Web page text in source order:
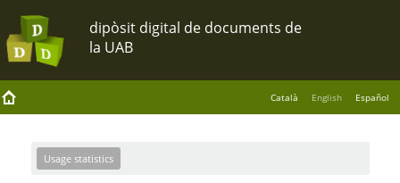
Català English Español
Usage statistics